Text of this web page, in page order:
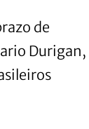
de
Durigan,